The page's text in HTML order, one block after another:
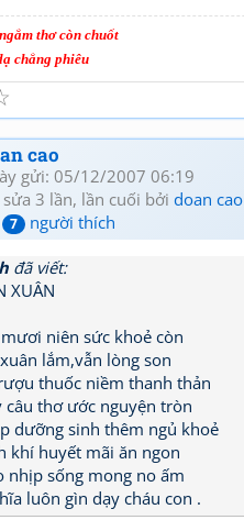
thơ còn chuốt
chẳng phiêu
cao
gửi: 05/12/2007 06:19
3 lần, lần cuối bởi doan cao
7 người thích
đã viết:
XUÂN
niên sức khoẻ còn
lắm,vẫn lòng son
thuốc niềm thanh thản
câu thơ ước nguyện tròn
dưỡng sinh thêm ngủ khoẻ
khí huyết mãi ăn ngon
nhịp sống mong no ấm
luôn gìn dạy cháu con .